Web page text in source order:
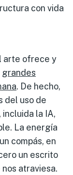
con vida
arte ofrece y
grandes
. De hecho,
del uso de
la IA,
La energía
compás, en
un escrito
atraviesa.